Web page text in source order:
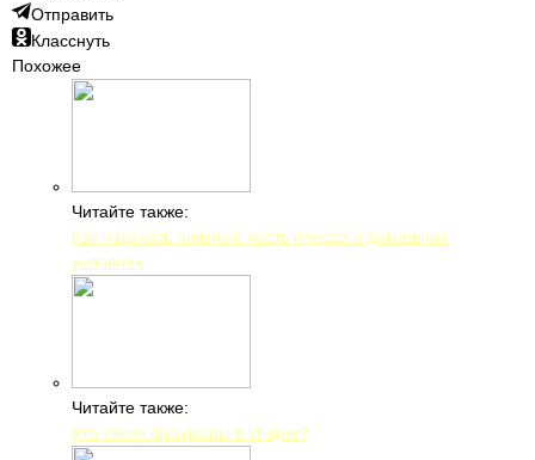
Отправить
Класснуть
Похожее
Читайте также:
Как накачать нижнюю часть пресса в домашних
условиях
Читайте также:
Кто такие брахманы в Индии?